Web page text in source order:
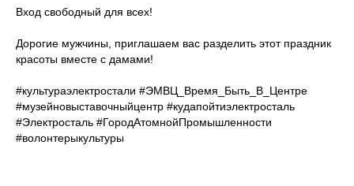
Вход свободный для всех!
Дорогие мужчины, приглашаем вас разделить этот праздник
красоты вместе с дамами!
#культураэлектростали #ЭМВЦ_Время_Быть_В_Центре
#музейновыставочныйцентр #кудапойтиэлектросталь
#Электросталь #ГородАтомнойПромышленности
#волонтерыкультуры